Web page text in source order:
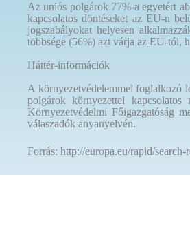
Az uniós polgárok 77%-a egyetért
kapcsolatos döntéseket az EU-n
jogszabályokat helyesen
többsége (56%) azt várja az EU-tól,
Háttér-információk
A környezetvédelemmel foglalkozó
polgárok környezettel
Környezetvédelmi Főigazgatóság
válaszadók anyanyelvén.
Forrás: http://europa.eu/rapid/